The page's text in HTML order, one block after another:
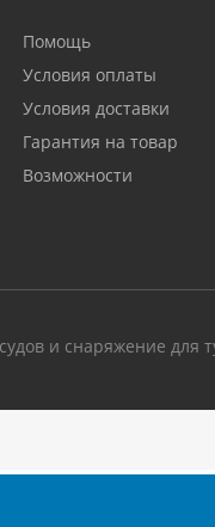
Помощь
Условия оплаты
Условия доставки
Гарантия на товар
Возможности
и снаряжение для